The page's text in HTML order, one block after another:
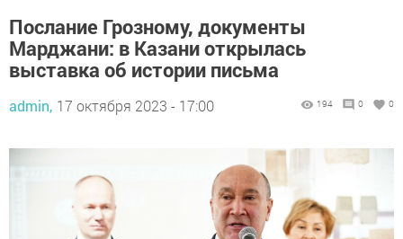
Послание Грозному, документы
Марджани: в Казани открылась
выставка об истории письма